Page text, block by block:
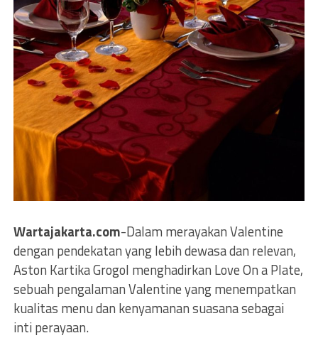
Wartajakarta.com-Dalam merayakan Valentine
dengan pendekatan yang lebih dewasa dan relevan,
Aston Kartika Grogol menghadirkan Love On a Plate,
sebuah pengalaman Valentine yang menempatkan
kualitas menu dan kenyamanan suasana sebagai
inti perayaan.